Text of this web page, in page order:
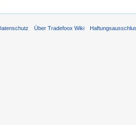
Über Tradefoox Wiki